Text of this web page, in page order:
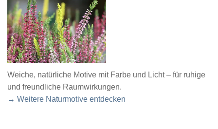
Weiche, natürliche Motive mit Farbe und Licht – für ruhige
und freundliche Raumwirkungen.
→ Weitere Naturmotive entdecken